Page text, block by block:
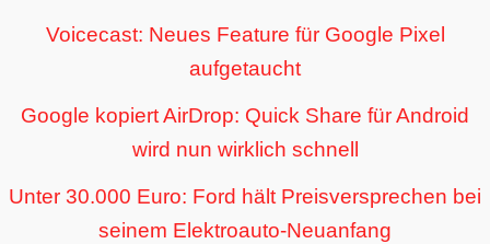
Voicecast: Neues Feature für Google Pixel
aufgetaucht
Google kopiert AirDrop: Quick Share für Android
wird nun wirklich schnell
Unter 30.000 Euro: Ford hält Preisversprechen bei
seinem Elektroauto-Neuanfang